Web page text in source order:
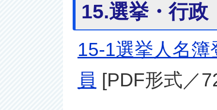
15.選挙・行政
15-1選挙人名
員 [PDF形式／